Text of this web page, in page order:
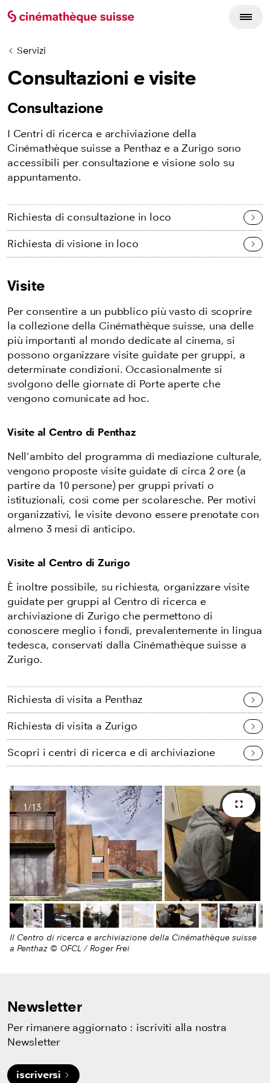
Servizi
Consultazioni e visite
Consultazione
I Centri di ricerca e archiviazione della
Cinémathèque suisse a Penthaz e a Zurigo sono
accessibili per consultazione e visione solo su
appuntamento.
Richiesta di consultazione in loco
Richiesta di visione in loco
Visite
Per consentire a un pubblico più vasto di scoprire
la collezione della Cinémathèque suisse, una delle
più importanti al mondo dedicate al cinema, si
possono organizzare visite guidate per gruppi, a
determinate condizioni. Occasionalmente si
svolgono delle giornate di Porte aperte che
vengono comunicate ad hoc.
Visite al Centro di Penthaz
Nell'ambito del programma di mediazione culturale,
vengono proposte visite guidate di circa 2 ore (a
partire da 10 persone) per gruppi privati o
istituzionali, così come per scolaresche. Per motivi
organizzativi, le visite devono essere prenotate con
almeno 3 mesi di anticipo.
Visite al Centro di Zurigo
È inoltre possibile, su richiesta, organizzare visite
guidate per gruppi al Centro di ricerca e
archiviazione di Zurigo che permettono di
conoscere meglio i fondi, prevalentemente in lingua
tedesca, conservati dalla Cinémathèque suisse a
Zurigo.
Richiesta di visita a Penthaz
Richiesta di visita a Zurigo
Scopri i centri di ricerca e di archiviazione
Numero di immagini
1/13
Immagine precedente
Il Centro di ricerca e archiviazione della Cinémathèque suisse
a Penthaz © OFCL / Roger Frei
Newsletter
Per rimanere aggiornato : iscriviti alla nostra
Newsletter
iscriversi